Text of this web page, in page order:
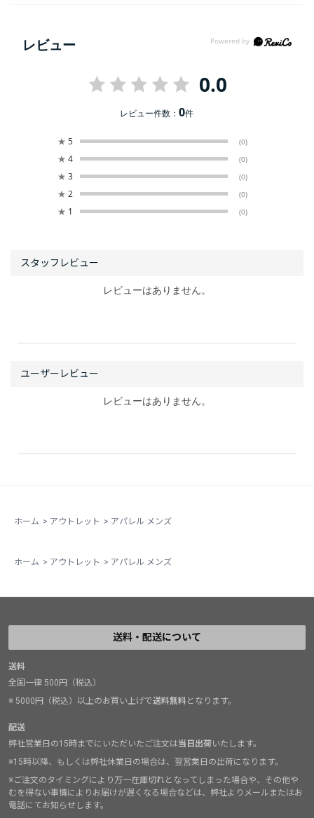
レビュー
0.0
レビュー件数：0件
★ 5 (0)
★ 4 (0)
★ 3 (0)
★ 2 (0)
★ 1 (0)
レビューはありません。
レビューはありません。
ホーム > アウトレット > アパレル メンズ
ホーム > アウトレット > アパレル メンズ
送料・配送について
送料
全国一律 500円（税込）
※ 5000円（税込）以上のお買い上げで送料無料となります。
配送
弊社営業日の15時までにいただいたご注文は当日出荷いたします。
※15時以降、もしくは弊社休業日の場合は、翌営業日の出荷になります。
※ご注文のタイミングにより万一在庫切れとなってしまった場合や、その他や
むを得ない事情によりお届けが遅くなる場合などは、弊社よりメールまたはお
電話にてお知らせします。